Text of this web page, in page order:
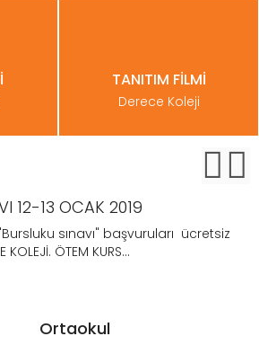
TANITIM FİLMİ
Derece Koleji
12-13 OCAK 2019
sınavı" başvuruları ücretsiz
ÖTEM KURS...
Ortaokul